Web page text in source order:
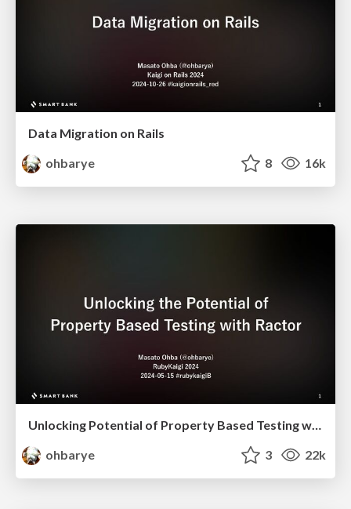
Data Migration on Rails
ohbarye
8 16k
Unlocking Potential of Property Based Testing with Ractor
ohbarye
3 22k